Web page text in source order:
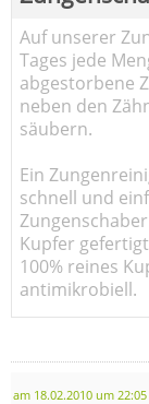
Auf unserer
Tages jede
abgestorbene
neben den
säubern.
Ein
schnell und
Kupfer
100% reines
antimikrobiell.
am 18.02.2010 um